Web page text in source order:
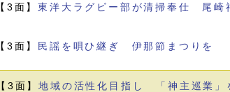
【3面】東洋大ラグビー部が清掃奉仕 尾崎
【3面】 民謡を唄ひ継ぎ 伊那節まつりを
【3面】地域の活性化目指し 「神主巡業